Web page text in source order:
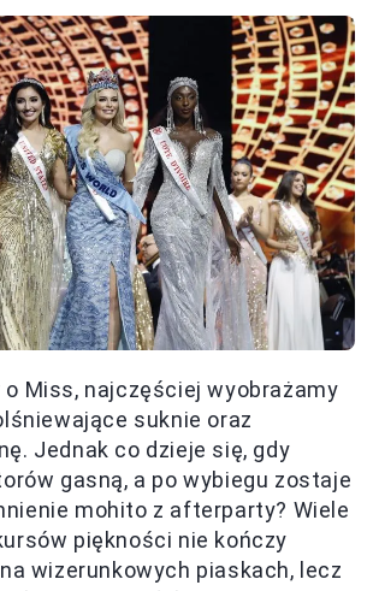
o Miss, najczęściej wyobrażamy
suknie oraz
Jednak co dzieje się, gdy
gasną, a po wybiegu zostaje
mohito z afterparty? Wiele
piękności nie kończy
wizerunkowych piaskach, lecz